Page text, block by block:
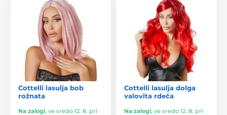
Cottelli lasulja bob
rožnata
Na zalogi, ve sredo 12. 8. pri
Cottelli lasulja dolga
valovita rdeča
Na zalogi, ve sredo 12. 8. pri